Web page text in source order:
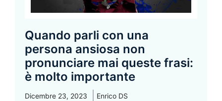
Quando parli con una
persona ansiosa non
pronunciare mai queste frasi:
è molto importante
Dicembre 23, 2023 Enrico DS